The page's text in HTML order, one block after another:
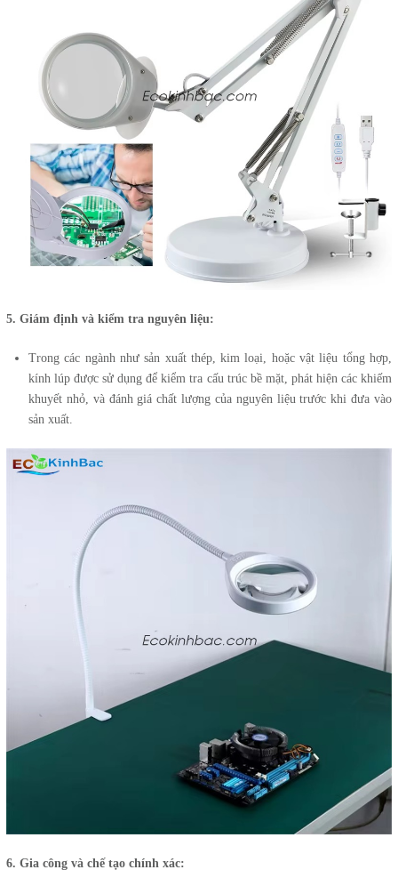
5. Giám định và kiểm tra nguyên liệu:
Trong các ngành như sản xuất thép, kim loại, hoặc vật liệu tổng hợp,
kính lúp được sử dụng để kiểm tra cấu trúc bề mặt, phát hiện các khiếm
khuyết nhỏ, và đánh giá chất lượng của nguyên liệu trước khi đưa vào
sản xuất.
6. Gia công và chế tạo chính xác: